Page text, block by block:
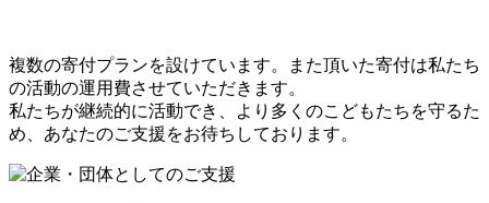
複数の寄付プランを設けています。また頂いた寄付は私たち
の活動の運用費させていただきます。
私たちが継続的に活動でき、より多くのこどもたちを守るた
め、あなたのご支援をお待ちしております。